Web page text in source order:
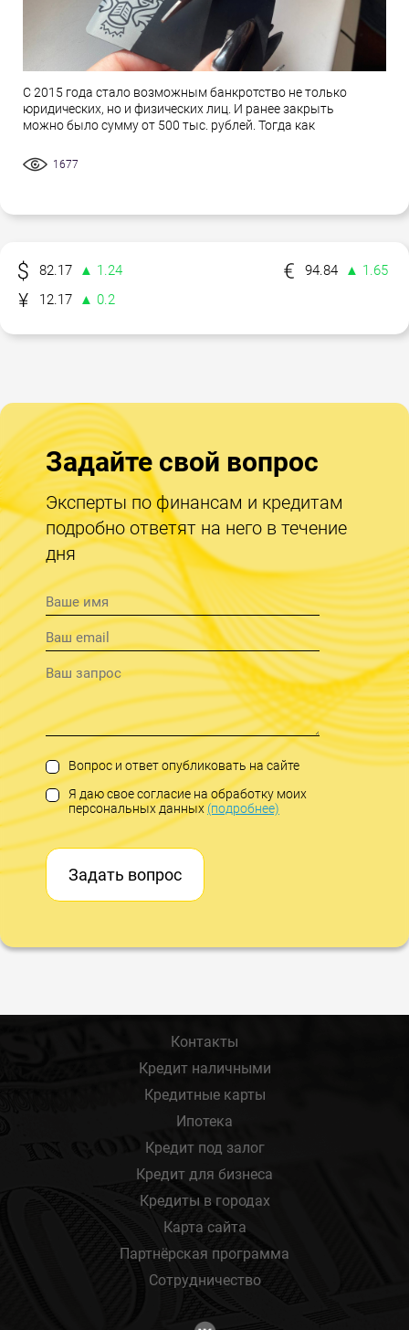
С 2015 года стало возможным банкротство не только
юридических, но и физических лиц. И ранее закрыть
можно было сумму от 500 тыс. рублей. Тогда как
1677
82.17 ▲ 1.24 94.84
▲ 1.65
12.17
▲ 0.2
Задайте свой вопрос
Эксперты по финансам и кредитам
подробно ответят на него в течение
дня
Вопрос и ответ опубликовать на сайте
Я даю свое согласие на обработку моих
персональных данных(подробнее)
Задать вопрос
Контакты
Кредит наличными
Кредитные карты
Ипотека
Кредит под залог
Кредит для бизнеса
Кредиты в городах
Карта сайта
Партнёрская программа
Сотрудничество